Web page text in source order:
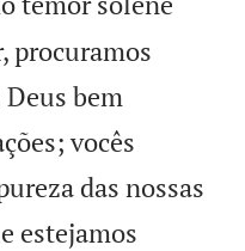
procuramos
Deus bem
vocês
das nossas
estejamos